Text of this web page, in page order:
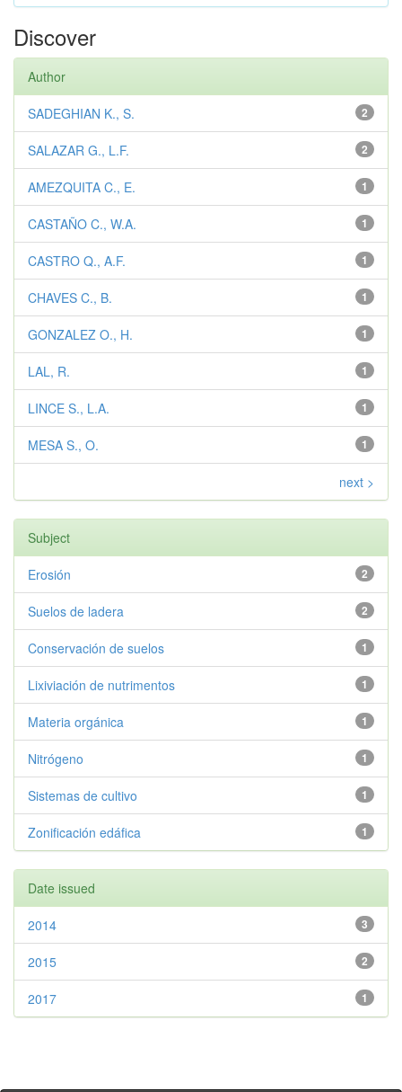
Discover
Author
2
SADEGHIAN K., S.
2
SALAZAR G., L.F.
1
AMEZQUITA C., E.
1
CASTAÑO C., W.A.
1
CASTRO Q., A.F.
1
CHAVES C., B.
1
GONZALEZ O., H.
1
LAL, R.
1
LINCE S., L.A.
1
MESA S., O.
next >
Subject
2
Erosión
2
Suelos de ladera
1
Conservación de suelos
1
Lixiviación de nutrimentos
1
Materia orgánica
1
Nitrógeno
1
Sistemas de cultivo
1
Zonificación edáfica
Date issued
3
2014
2
2015
1
2017